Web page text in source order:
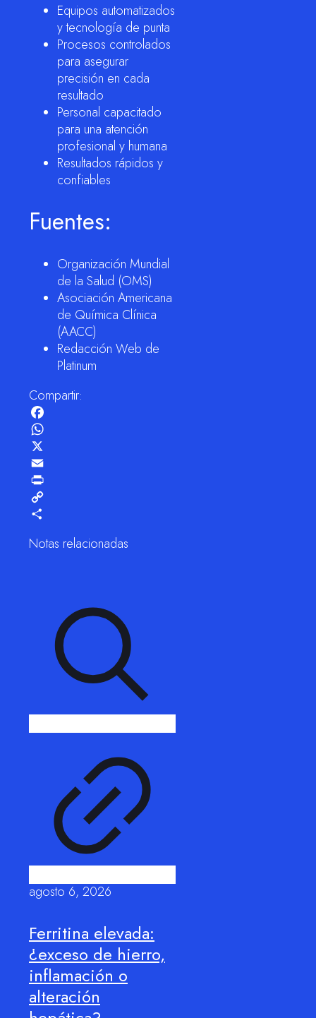
Equipos automatizados
y tecnología de punta
Procesos controlados
para asegurar
precisión en cada
resultado
Personal capacitado
para una atención
profesional y humana
Resultados rápidos y
confiables
Fuentes:
Organización Mundial
de la Salud (OMS)
Asociación Americana
de Química Clínica
(AACC)
Redacción Web de
Platinum
Compartir:
Facebook
WhatsApp
X
Email
Print
Copy
Notas relacionadas
agosto 6, 2026
Ferritina elevada:
¿exceso de hierro,
inflamación o
alteración